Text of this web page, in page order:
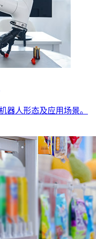
器人形态及应用场景。